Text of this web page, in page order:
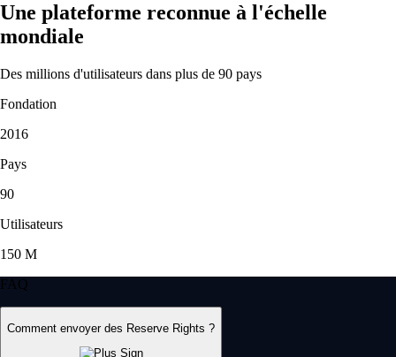
Une plateforme reconnue à l'échelle
mondiale
Des millions d'utilisateurs dans plus de 90 pays
Fondation
2016
Pays
90
Utilisateurs
150 M
FAQ
Comment envoyer des Reserve Rights ?